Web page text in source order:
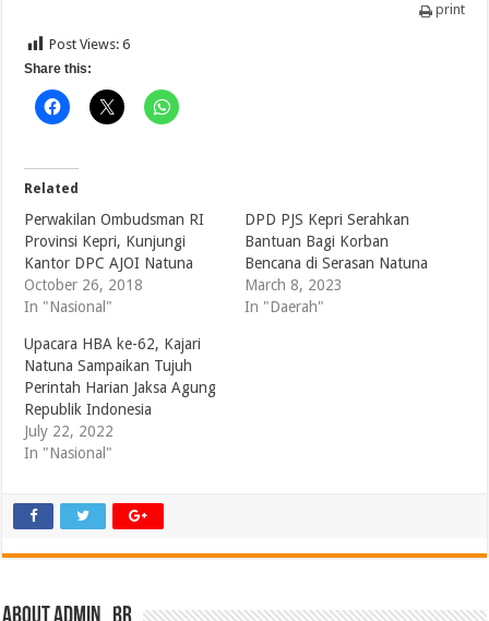
print
Post Views: 6
Share this:
Related
Perwakilan Ombudsman RI
Provinsi Kepri, Kunjungi
Kantor DPC AJOI Natuna
October 26, 2018
In "Nasional"
DPD PJS Kepri Serahkan
Bantuan Bagi Korban
Bencana di Serasan Natuna
March 8, 2023
In "Daerah"
Upacara HBA ke-62, Kajari
Natuna Sampaikan Tujuh
Perintah Harian Jaksa Agung
Republik Indonesia
July 22, 2022
In "Nasional"